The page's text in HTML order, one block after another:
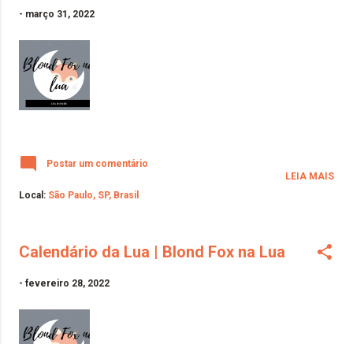
- março 31, 2022
Postar um comentário
Local: São Paulo, SP, Brasil
LEIA MAIS
Calendário da Lua | Blond Fox na Lua
- fevereiro 28, 2022